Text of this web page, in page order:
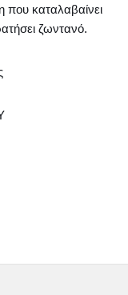
που καταλαβαίνει
ζωντανό.